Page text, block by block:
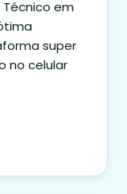
em
super
no celular